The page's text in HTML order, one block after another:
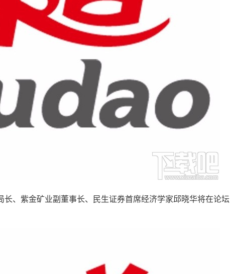
、紫金矿业副董事长、民生证券首席经济学家邱晓华将在论坛